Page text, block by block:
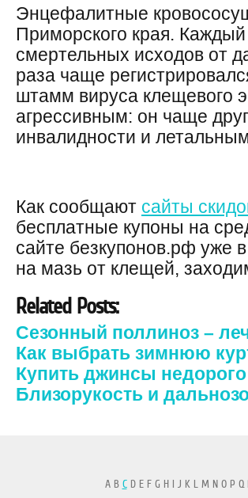
Энцефалитные
Приморского края.
смертельных исходов от
раза чаще
штамм вируса клещевого
агрессивным: он чаще
инвалидности и
Как сообщают сайты
бесплатные купоны на
сайте безкупонов.рф уже
на мазь от клещей,
Related Posts:
Сезонный поллиноз –
Как выбрать зимнюю
Купить джинсы недорого
Близорукость и
A B CD E F G H I J K L M N O P Q